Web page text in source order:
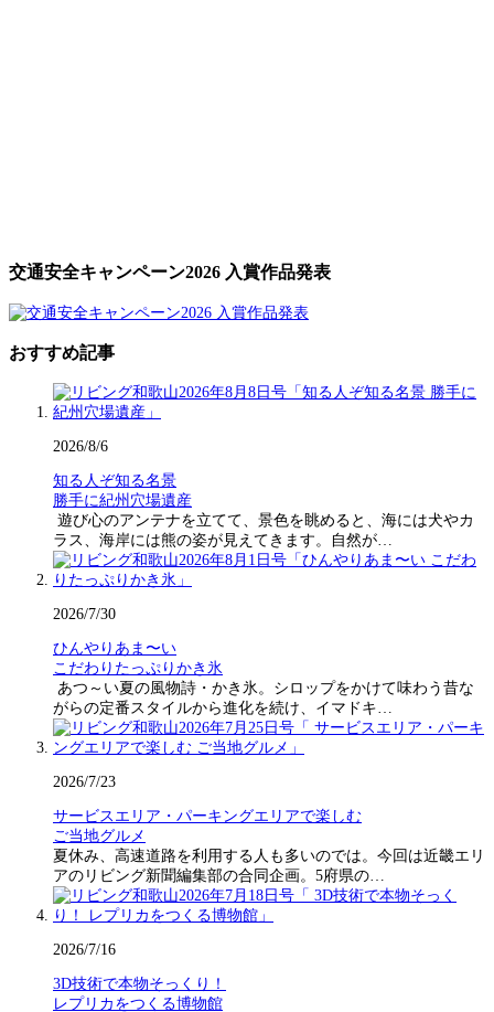
交通安全キャンペーン2026 入賞作品発表
おすすめ記事
2026/8/6
知る人ぞ知る名景
勝手に紀州穴場遺産
遊び心のアンテナを立てて、景色を眺めると、海には犬やカ
ラス、海岸には熊の姿が見えてきます。自然が…
2026/7/30
ひんやりあま〜い
こだわりたっぷりかき氷
あつ～い夏の風物詩・かき氷。シロップをかけて味わう昔な
がらの定番スタイルから進化を続け、イマドキ…
2026/7/23
サービスエリア・パーキングエリアで楽しむ
ご当地グルメ
夏休み、高速道路を利用する人も多いのでは。今回は近畿エリ
アのリビング新聞編集部の合同企画。5府県の…
2026/7/16
3D技術で本物そっくり！
レプリカをつくる博物館